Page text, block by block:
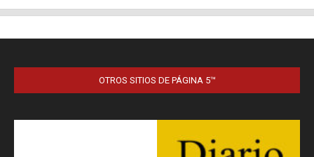
OTROS SITIOS DE PÁGINA 5™